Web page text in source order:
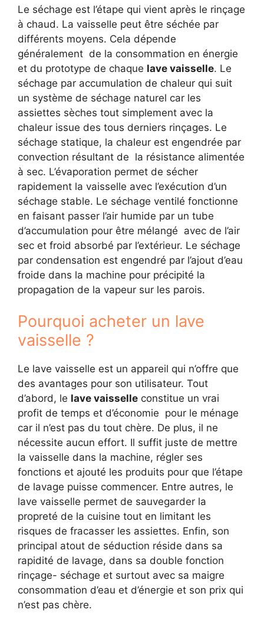
Le séchage est l’étape qui vient après le rinçage
à chaud. La vaisselle peut être séchée par
différents moyens. Cela dépende
généralement de la consommation en énergie
et du prototype de chaque lave vaisselle. Le
séchage par accumulation de chaleur qui suit
un système de séchage naturel car les
assiettes sèches tout simplement avec la
chaleur issue des tous derniers rinçages. Le
séchage statique, la chaleur est engendrée par
convection résultant de la résistance alimentée
à sec. L’évaporation permet de sécher
rapidement la vaisselle avec l’exécution d’un
séchage stable. Le séchage ventilé fonctionne
en faisant passer l’air humide par un tube
d’accumulation pour être mélangé avec de l’air
sec et froid absorbé par l’extérieur. Le séchage
par condensation est engendré par l’ajout d’eau
froide dans la machine pour précipité la
propagation de la vapeur sur les parois.
Pourquoi acheter un lave
vaisselle ?
Le lave vaisselle est un appareil qui n’offre que
des avantages pour son utilisateur. Tout
d’abord, le lave vaisselle constitue un vrai
profit de temps et d’économie pour le ménage
car il n’est pas du tout chère. De plus, il ne
nécessite aucun effort. Il suffit juste de mettre
la vaisselle dans la machine, régler ses
fonctions et ajouté les produits pour que l’étape
de lavage puisse commencer. Entre autres, le
lave vaisselle permet de sauvegarder la
propreté de la cuisine tout en limitant les
risques de fracasser les assiettes. Enfin, son
principal atout de séduction réside dans sa
rapidité de lavage, dans sa double fonction
rinçage- séchage et surtout avec sa maigre
consommation d’eau et d’énergie et son prix qui
n’est pas chère.